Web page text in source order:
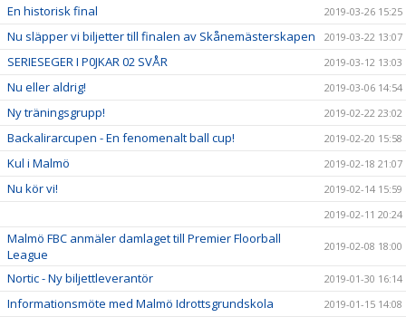
En historisk final 2019-03-26 15:25
Nu släpper vi biljetter till finalen av Skånemästerskapen 2019-03-22 13:07
SERIESEGER I P0JKAR 02 SVÅR 2019-03-12 13:03
Nu eller aldrig! 2019-03-06 14:54
Ny träningsgrupp! 2019-02-22 23:02
Backalirarcupen - En fenomenalt ball cup! 2019-02-20 15:58
Kul i Malmö 2019-02-18 21:07
Nu kör vi!
2019-02-14 15:59
2019-02-11 20:24
Malmö FBC anmäler damlaget till Premier Floorball
League
2019-02-08 18:00
Nortic - Ny biljettleverantör 2019-01-30 16:14
Informationsmöte med Malmö Idrottsgrundskola 2019-01-15 14:08